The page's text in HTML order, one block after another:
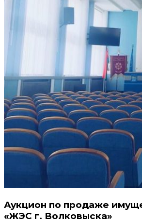
Аукцион по продаже
«ЖЭС г. Волковыска»